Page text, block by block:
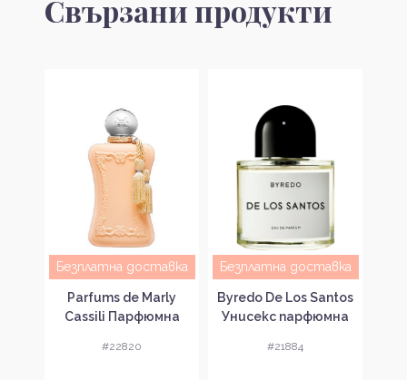
Свързани продукти
Безплатна доставка
Parfums de Marly
Cassili Парфюмна
#22820
Безплатна доставка
Byredo De Los Santos
Унисекс парфюмна
EDP
#21884